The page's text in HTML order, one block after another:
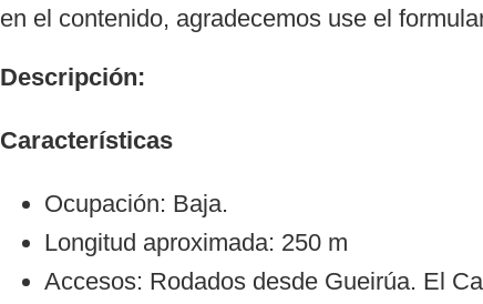
en el contenido, agradecemos use el
Descripción:
Características
Ocupación: Baja.
Longitud aproximada: 250 m
Accesos: Rodados desde Gueirúa. El